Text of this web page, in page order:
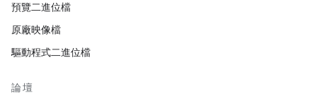
預覽二進位檔
原廠映像檔
驅動程式二進位檔
論壇